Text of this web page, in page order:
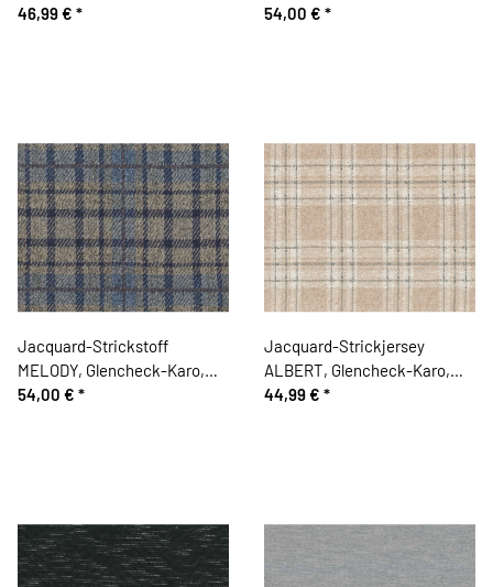
46,99 € *
54,00 € *
Jacquard-Strickstoff
MELODY, Glencheck-Karo,
beige-blau, Hilco
54,00 € *
Jacquard-Strickjersey
ALBERT, Glencheck-Karo,
hellbeige, Hilco
44,99 € *